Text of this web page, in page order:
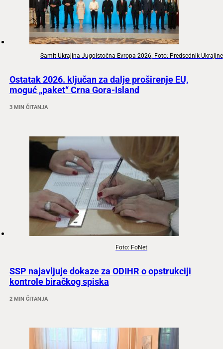
Samit Ukrajina-Jugoistočna Evropa 2026; Foto: Predsednik Ukrajine
Ostatak 2026. ključan za dalje proširenje EU,
moguć „paket“ Crna Gora-Island
3 MIN ČITANJA
Foto: FoNet
SSP najavljuje dokaze za ODIHR o opstrukciji
kontrole biračkog spiska
2 MIN ČITANJA